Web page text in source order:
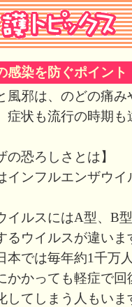
感染を防ぐポイント
風邪は、のどの痛
症状も流行の時期も
の恐ろしさとは】
インフルエンザウ
イルスにはA型、B
るウイルスが違い
本では毎年約1千万
かかっても軽症で
してしまう人もい